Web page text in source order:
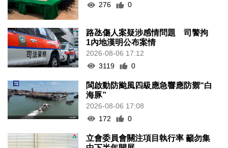
276
0
路氹傷人案疑涉感情問題 司警拘
1內地漢明公布案情
2026-08-06 17:12
3119
0
閩啟動防颱風四級應急響應防禦“白
海豚”
2026-08-06 17:08
172
0
立會委員會關注項目執行率 籲勿集